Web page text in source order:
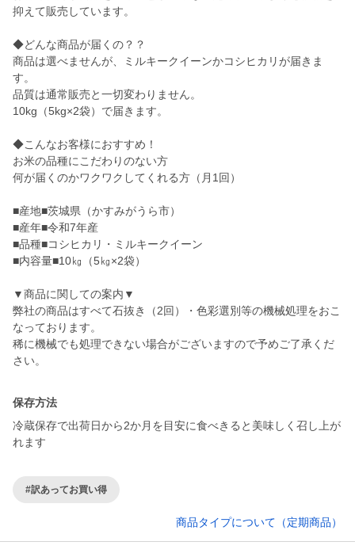
抑えて販売しています。
◆どんな商品が届くの？？
商品は選べませんが、ミルキークイーンかコシヒカリが届きま
す。
品質は通常販売と一切変わりません。
10kg（5kg×2袋）で届きます。
◆こんなお客様におすすめ！
お米の品種にこだわりのない方
何が届くのかワクワクしてくれる方（月1回）
■産地■茨城県（かすみがうら市）
■産年■令和7年産
■品種■コシヒカリ・ミルキークイーン
■内容量■10㎏（5㎏×2袋）
▼商品に関しての案内▼
弊社の商品はすべて石抜き（2回）・色彩選別等の機械処理をおこ
なっております。
稀に機械でも処理できない場合がございますので予めご了承くだ
さい。
保存方法
冷蔵保存で出荷日から2か月を目安に食べきると美味しく召し上が
れます
#訳あってお買い得
商品タイプについて（定期商品）